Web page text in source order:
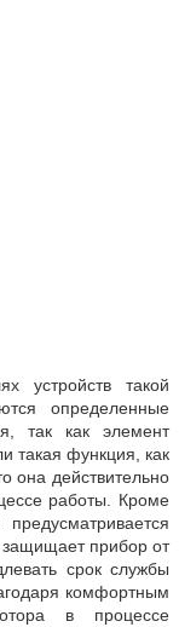
устройств такой
определенные
так как элемент
такая функция, как
она действительно
работы. Кроме
прибор от
срок службы
комфортным
в процессе